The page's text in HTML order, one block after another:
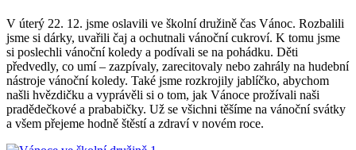
V úterý 22. 12. jsme oslavili ve školní družině čas Vánoc. Rozbalili
jsme si dárky, uvařili čaj a ochutnali vánoční cukroví. K tomu jsme
si poslechli vánoční koledy a podívali se na pohádku. Děti
předvedly, co umí – zazpívaly, zarecitovaly nebo zahrály na hudební
nástroje vánoční koledy. Také jsme rozkrojily jablíčko, abychom
našli hvězdičku a vyprávěli si o tom, jak Vánoce prožívali naši
pradědečkové a prababičky. Už se všichni těšíme na vánoční svátky
a všem přejeme hodně štěstí a zdraví v novém roce.